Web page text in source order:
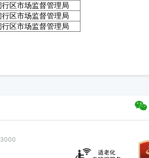
行区市场监督管理局
行区市场监督管理局
行区市场监督管理局